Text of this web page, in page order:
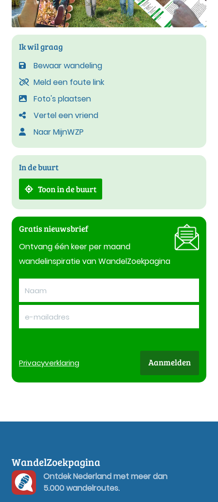
Ik wil graag
Bewaar wandeling
Meld een foute link
Foto's plaatsen
Vertel een vriend
Naar MijnWZP
In de buurt
Toon in de buurt
Gratis nieuwsbrief
Ontvang één keer per maand
wandelinspiratie van WandelZoekpagina
Privacyverklaring Aanmelden
WandelZoekpagina
Ontdek Nederland met meer dan
5.000 wandelroutes.